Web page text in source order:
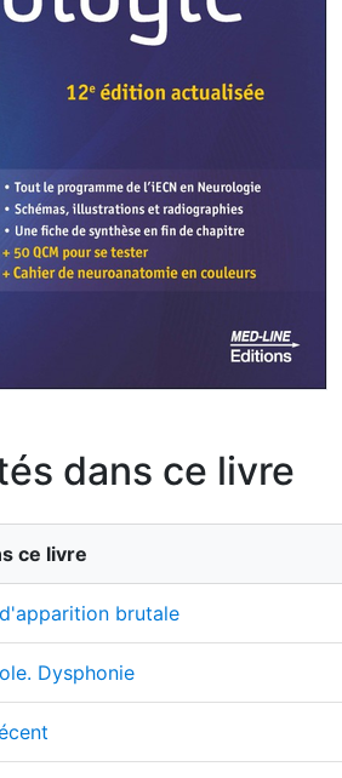
dans ce livre
ce livre
brutale
Dysphonie